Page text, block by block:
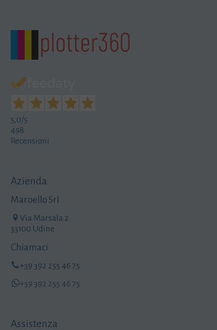
5,0/5
498
Recensioni
Azienda
Maroello Srl
Via Marsala 2
33100 Udine
Chiamaci
+39 392 255 46 75
+39 392 255 46 75
Assistenza